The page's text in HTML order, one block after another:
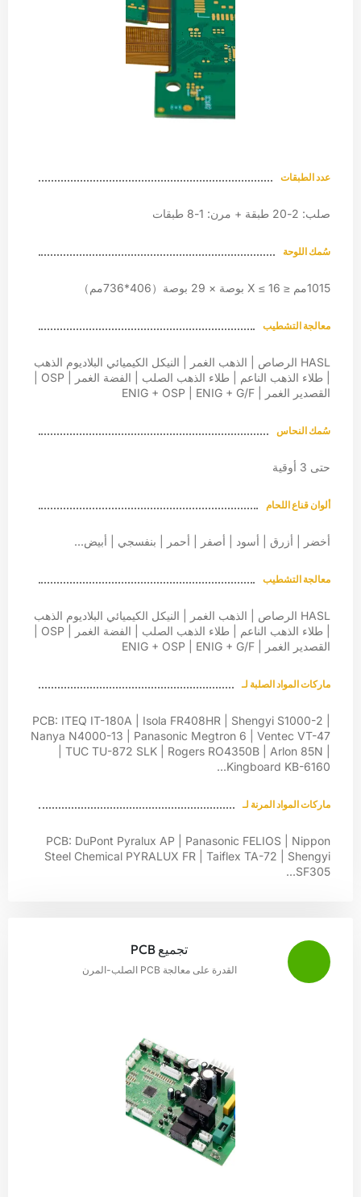
عدد الطبقات
صلب: 2-20 طبقة + مرن: 1-8 طبقات
سُمك اللوحة
1015مم ≤ X ≤ 16 بوصة × 29 بوصة（406*736مم）
معالجة التشطيب
HASL الرصاص | الذهب الغمر | النيكل الكيميائي البلاديوم الذهب
القصدير الغمر | ENIG + OSP | ENIG + G/F
سُمك النحاس
حتى 3 أوقية
ألوان قناع اللحام
أخضر | أزرق | أسود | أصفر | أحمر | بنفسجي | أبيض...
معالجة التشطيب
HASL الرصاص | الذهب الغمر | النيكل الكيميائي البلاديوم الذهب
القصدير الغمر | ENIG + OSP | ENIG + G/F
ماركات المواد الصلبة لـ
PCB: ITEQ IT-180A | Isola FR408HR | Shengyi S1000-2 |
Nanya N4000-13 | Panasonic Megtron 6 | Ventec VT-47
| TUC TU-872 SLK | Rogers RO4350B | Arlon 85N |
Kingboard KB-6160...
ماركات المواد المرنة لـ
PCB: DuPont Pyralux AP | Panasonic FELIOS | Nippon
Steel Chemical PYRALUX FR | Taiflex TA-72 | Shengyi
SF305...
تجميع PCB
القدرة على معالجة PCB الصلب-المرن